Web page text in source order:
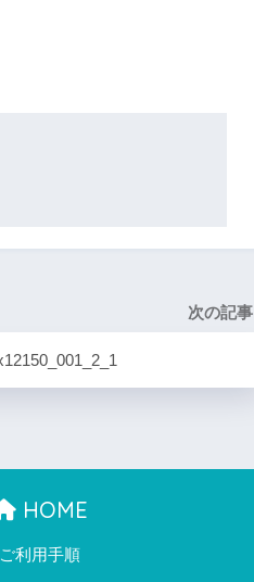
次の記事
HOME
ご利用手順